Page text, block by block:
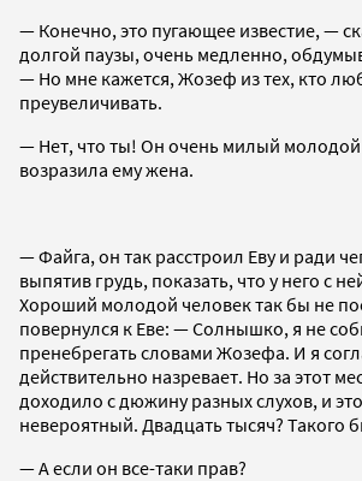
— Конечно, это пугающее известие, —
долгой паузы, очень медленно,
— Но мне кажется, Жозеф из тех, кто
преувеличивать.
— Нет, что ты! Он очень милый молодой
возразила ему жена.
— Файга, он так расстроил Еву и ради
выпятив грудь, показать, что у него с
Хороший молодой человек так бы не
повернулся к Еве: — Солнышко, я не
пренебрегать словами Жозефа. И я
действительно назревает. Но за этот
доходило с дюжину разных слухов, и
невероятный. Двадцать тысяч? Такого
— А если он все-таки прав?